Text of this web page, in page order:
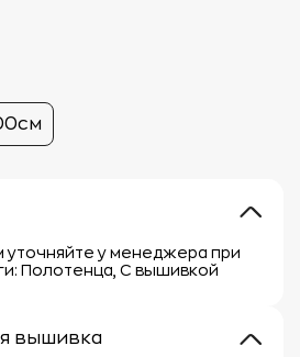
уточняйте у менеджера при
Полотенца, С вышивкой
вышивка